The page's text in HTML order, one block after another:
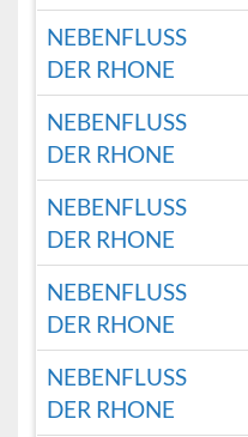
NEBENFLUSS
DER RHONE
NEBENFLUSS
DER RHONE
NEBENFLUSS
DER RHONE
NEBENFLUSS
DER RHONE
NEBENFLUSS
DER RHONE